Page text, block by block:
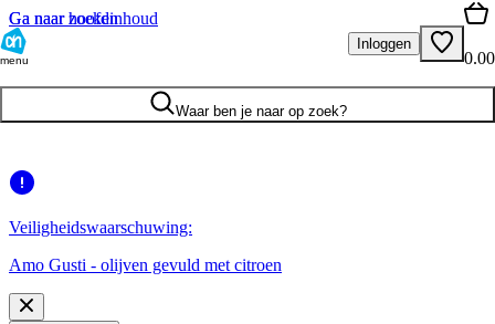
Ga naar hoofdinhoud
Ga naar zoeken
menu
Inloggen
0.00
Waar ben je naar op zoek?
Veiligheidswaarschuwing:
Amo Gusti - olijven gevuld met citroen